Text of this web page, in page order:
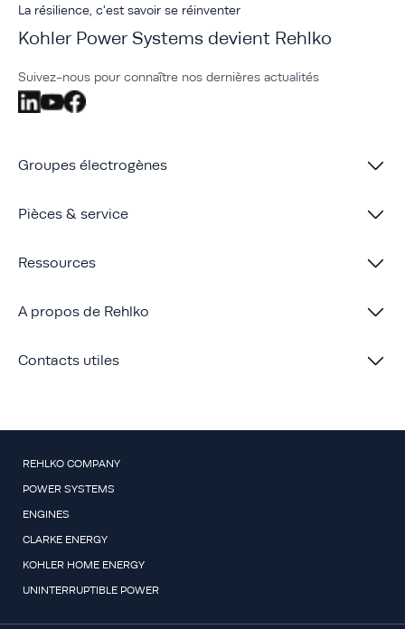
La résilience, c'est savoir se réinventer
Kohler Power Systems devient Rehlko
Suivez-nous pour connaître nos dernières actualités
Groupes électrogènes
Pièces & service
Ressources
A propos de Rehlko
Contacts utiles
REHLKO COMPANY
POWER SYSTEMS
ENGINES
CLARKE ENERGY
KOHLER HOME ENERGY
UNINTERRUPTIBLE POWER